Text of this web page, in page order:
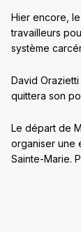
Hier encore,
travailleurs
système
David
quittera son
Le départ de
organiser une
Sainte-Marie.